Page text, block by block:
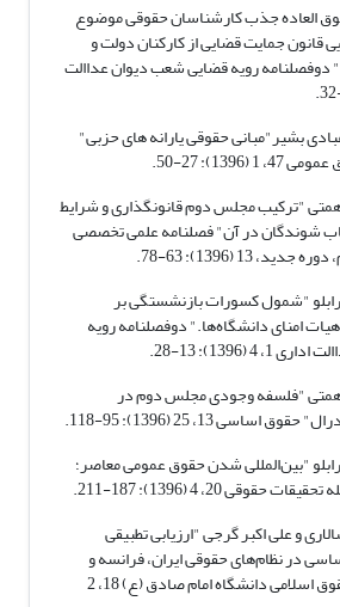
فوق العاده جذب کارشناسان حقوقی موضوع
اجرایی قانون جمایت قضایی از کارکنان دولت و
رویه قضایی شعب دیوان عداالت
بشیر"مبانی حقوقی یارانه های حزبی"
27-50.
"ترکیب مجلس دوم قانونگذاری و شرایط
شوندگان در آن" فصلنامه علمی تخصصی
13 (1396): 63-78.
"شمول کسورات بازنشستگی بر
امنای دانشگاه‌ها." دوفصلنامه رویه
(1396): 13-28.
همتی "فلسفه وجودی مجلس دوم در
13، 25 (1396): 95-118.
"بین‌المللی شدن حقوق عمومی معاصر؛
20، 4 (1396): 187-211.
و علی اکبر گرجی "ارزیابی تطبیقی
در نظام‌های حقوقی ایران، فرانسه و
آمریکا" پژوهشنامه حقوق اسلامی دانشگاه امام صادق (ع) 18، 2